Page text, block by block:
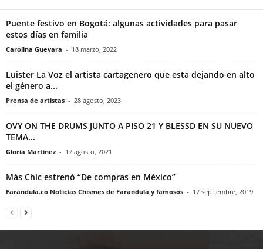
Puente festivo en Bogotá: algunas actividades para pasar
estos días en familia
Carolina Guevara - 18 marzo, 2022
Luister La Voz el artista cartagenero que esta dejando en alto
el género a...
Prensa de artistas - 28 agosto, 2023
OVY ON THE DRUMS JUNTO A PISO 21 Y BLESSD EN SU NUEVO
TEMA...
Gloria Martinez - 17 agosto, 2021
Más Chic estrenó “De compras en México”
Farandula.co Noticias Chismes de Farandula y famosos - 17 septiembre, 2019